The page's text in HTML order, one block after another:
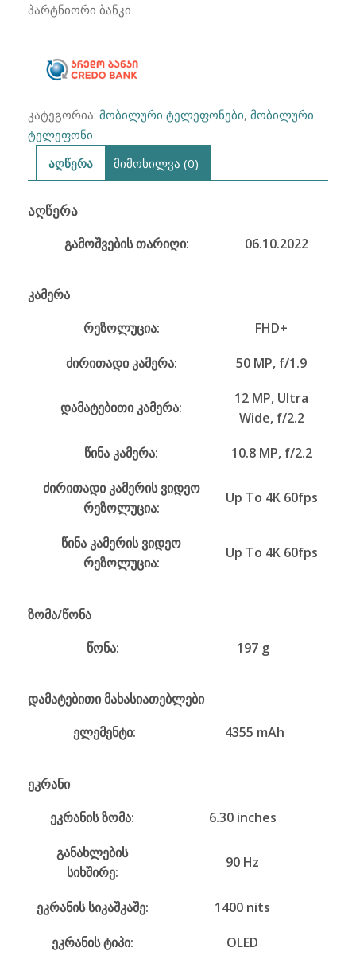
5G
ახალი)
პარტნიორი ბანკი
კატეგორია: მობილური ტელეფონები, მობილური
ტელეფონი
აღწერა
მიმოხილვა (0)
ᲐᲦᲬᲔᲠᲐ
გამოშვების თარიღი: 06.10.2022
კამერა
რეზოლუცია:
FHD+
ძირითადი კამერა:
50 MP, f/1.9
დამატებითი კამერა:
12 MP, Ultra
Wide, f/2.2
წინა კამერა:
10.8 MP, f/2.2
ძირითადი კამერის ვიდეო
რეზოლუცია:
Up To 4K 60fps
წინა კამერის ვიდეო
რეზოლუცია:
Up To 4K 60fps
ზომა/წონა
წონა:
197 g
დამატებითი მახასიათებლები
ელემენტი:
4355 mAh
ეკრანი
ეკრანის ზომა:
6.30 inches
განახლების
სიხშირე:
90 Hz
ეკრანის სიკაშკაშე:
1400 nits
ეკრანის ტიპი:
OLED